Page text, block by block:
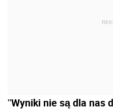
"Wyniki nie są dla nas